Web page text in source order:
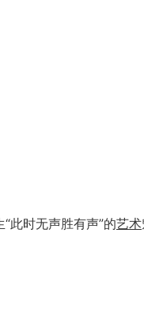
此时无声胜有声”的艺术